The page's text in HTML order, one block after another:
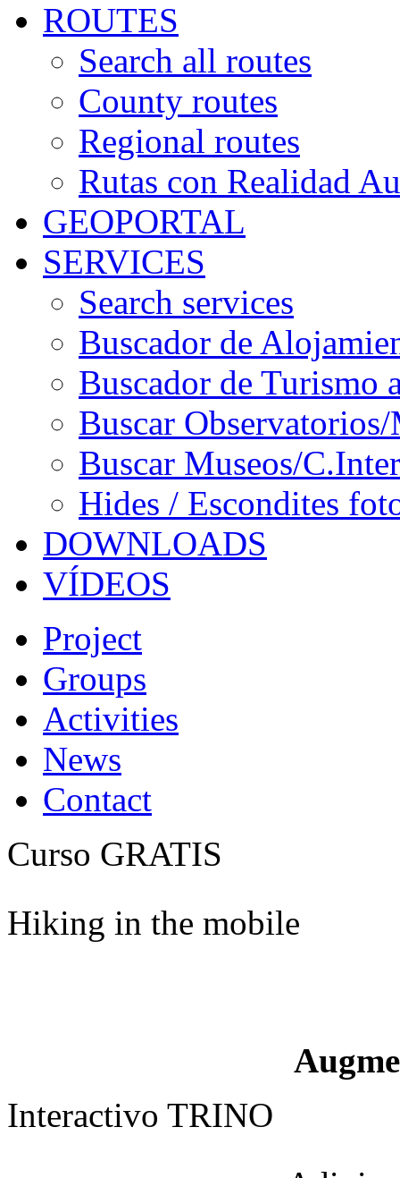
ROUTES
Search all routes
County routes
Regional routes
Rutas con Realidad
GEOPORTAL
SERVICES
Search services
Buscador de
Buscador de Turismo
Buscar
Buscar Museos/
Hides / Escondites
DOWNLOADS
VÍDEOS
Project
Groups
Activities
News
Contact
Curso GRATIS
Hiking in the mobile
Interactivo TRINO